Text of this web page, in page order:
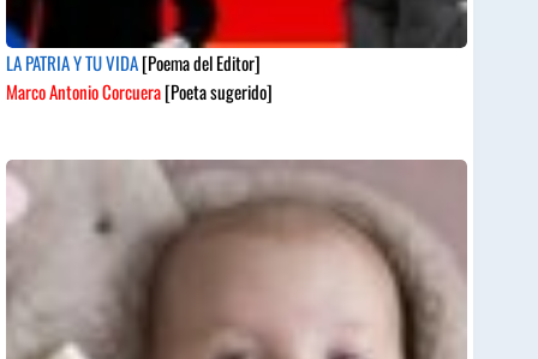
LA PATRIA Y TU VIDA[Poema del Editor]
Marco Antonio Corcuera[Poeta sugerido]